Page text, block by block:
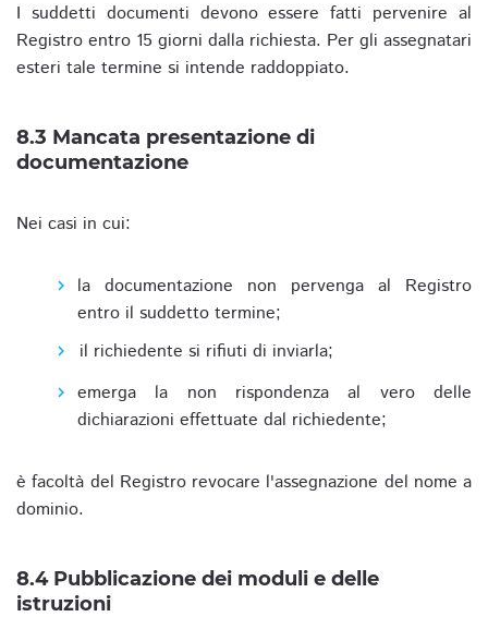
I suddetti documenti devono essere fatti pervenire al
Registro entro 15 giorni dalla richiesta. Per gli assegnatari
esteri tale termine si intende raddoppiato.
8.3 Mancata presentazione di
documentazione
Nei casi in cui:
la documentazione non pervenga al Registro
entro il suddetto termine;
il richiedente si rifiuti di inviarla;
emerga la non rispondenza al vero delle
dichiarazioni effettuate dal richiedente;
è facoltà del Registro revocare l'assegnazione del nome a
dominio.
8.4 Pubblicazione dei moduli e delle
istruzioni